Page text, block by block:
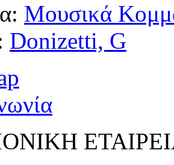
Μουσικά
Donizetti, G